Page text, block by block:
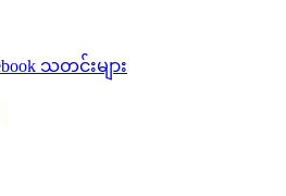
သတင်းများ